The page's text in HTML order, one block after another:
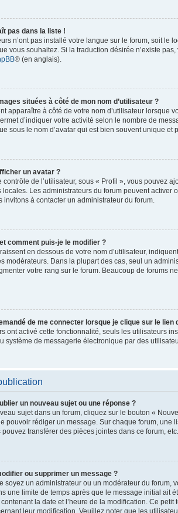
pas dans la liste !
n’ont pas installé votre langue sur le forum, soit le
vous souhaitez. Si la traduction désirée n’existe
® (en anglais).
situées à côté de mon nom d’utilisateur ?
apparaître à côté de votre nom d’utilisateur lorsque
d’indiquer votre activité selon le nombre de
sous le nom d’avatar qui est bien souvent unique et
un avatar ?
de l’utilisateur, sous « Profil », vous pouvez
locales. Les administrateurs du forum peuvent
invitons à contacter un administrateur du forum.
comment puis-je le modifier ?
en dessous de votre nom d’utilisateur,
modérateurs. Dans la plupart des cas, seul un
votre rang sur le forum. Beaucoup de forums
de me connecter lorsque je clique sur le
ont activé cette fonctionnalité, seuls les utilisateurs
système de messagerie électronique par des
un nouveau sujet ou une réponse ?
sujet dans un forum, cliquez sur le bouton «
pouvoir rédiger un message. Sur chaque forum,
transférer des pièces jointes dans ce forum, etc.
ou supprimer un message ?
soyez un administrateur ou un modérateur du
une limite de temps après que le message initial ait
la date et l’heure de la modification. Ce
leur modification. Veuillez noter que les